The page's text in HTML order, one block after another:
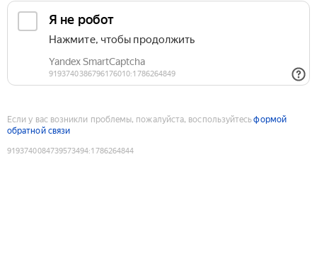
Если у вас возникли проблемы, пожалуйста, воспользуйтесьформой
обратной связи
9193740084739573494:1786264844